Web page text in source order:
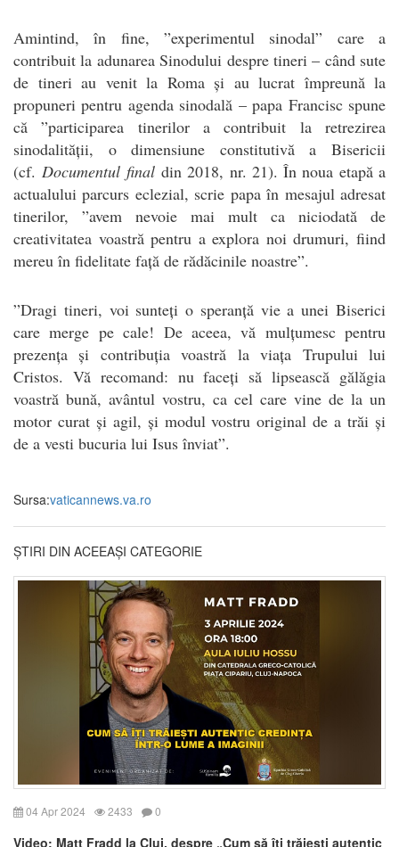
Amintind, în fine, ”experimentul sinodal” care a
contribuit la adunarea Sinodului despre tineri – când sute
de tineri au venit la Roma și au lucrat împreună la
propuneri pentru agenda sinodală – papa Francisc spune
că ”participarea tinerilor a contribuit la retrezirea
sinodalității, o dimensiune constitutivă a Bisericii
(cf. Documentul finaldin 2018, nr. 21). În noua etapă a
actualului parcurs eclezial, scrie papa în mesajul adresat
tinerilor, ”avem nevoie mai mult ca niciodată de
creativitatea voastră pentru a explora noi drumuri, fiind
mereu în fidelitate față de rădăcinile noastre”.
”Dragi tineri, voi sunteți o speranță vie a unei Biserici
care merge pe cale! De aceea, vă mulțumesc pentru
prezența și contribuția voastră la viața Trupului lui
Cristos. Vă recomand: nu faceți să lipsească gălăgia
voastră bună, avântul vostru, ca cel care vine de la un
motor curat și agil, și modul vostru original de a trăi și
de a vesti bucuria lui Isus înviat”.
Sursa:vaticannews.va.ro
ȘTIRI DIN ACEEAȘI CATEGORIE
04 Apr 2024 2433 0
Video: Matt Fradd la Cluj, despre „Cum să îți trăiești autentic